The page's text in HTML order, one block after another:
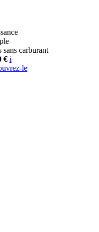
sans carburant
€ i
le